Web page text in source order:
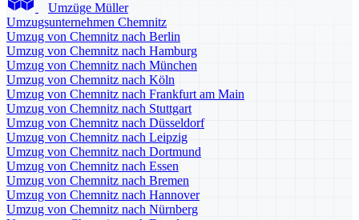
Umzüge Müller
Umzugsunternehmen Chemnitz
Umzug von Chemnitz nach Berlin
Umzug von Chemnitz nach Hamburg
Umzug von Chemnitz nach München
Umzug von Chemnitz nach Köln
Umzug von Chemnitz nach Frankfurt am Main
Umzug von Chemnitz nach Stuttgart
Umzug von Chemnitz nach Düsseldorf
Umzug von Chemnitz nach Leipzig
Umzug von Chemnitz nach Dortmund
Umzug von Chemnitz nach Essen
Umzug von Chemnitz nach Bremen
Umzug von Chemnitz nach Hannover
Umzug von Chemnitz nach Nürnberg